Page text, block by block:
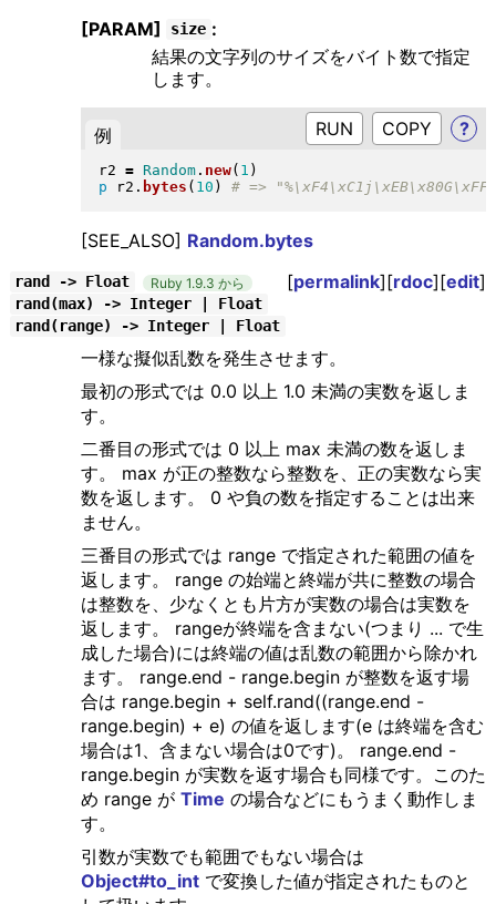
[PARAM]
size :
結果の文字列のサイズをバイト数で指定
します。
例 RUN ?
r2 = Random. new( 1 )
p r2 . bytes ( 10 )
[SEE_ALSO] Random.bytes
rand -> Float Ruby 1.9.3 から [permalink][rdoc][edit]
rand(max) -> Integer | Float
rand(range) -> Integer | Float
一様な擬似乱数を発生させます。
最初の形式では 0.0 以上 1.0 未満の実数を返しま
す。
二番目の形式では 0 以上 max 未満の数を返しま
す。 max が正の整数なら整数を、正の実数なら実
数を返します。 0 や負の数を指定することは出来
ません。
三番目の形式では range で指定された範囲の値を
返します。 range の始端と終端が共に整数の場合
は整数を、少なくとも片方が実数の場合は実数を
返します。 rangeが終端を含まない(つまり ... で生
成した場合)には終端の値は乱数の範囲から除かれ
ます。 range.end - range.begin が整数を返す場
合は range.begin + self.rand((range.end -
range.begin) + e) の値を返します(e は終端を含む
場合は1、含まない場合は0です)。 range.end -
range.begin が実数を返す場合も同様です。このた
め range が Time の場合などにもうまく動作しま
す。
引数が実数でも範囲でもない場合は
Object#to_intで変換した値が指定されたものと